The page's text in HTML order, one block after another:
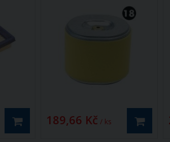
189,66 Kč / ks